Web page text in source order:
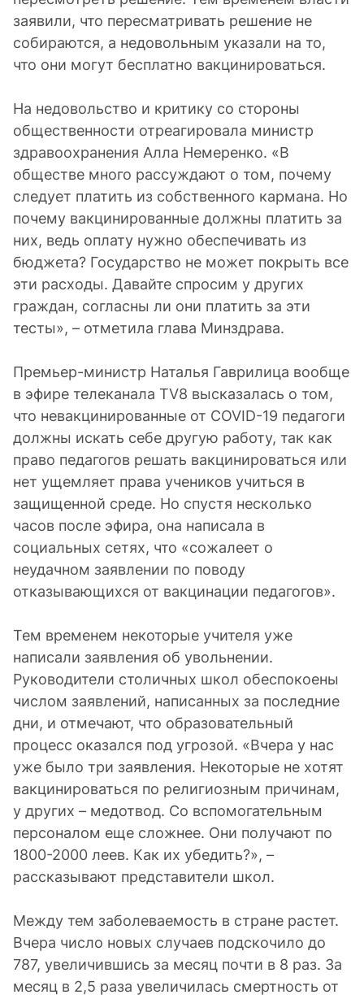
заявили, что пересматривать решение не
собираются, а недовольным указали на то,
что они могут бесплатно вакцинироваться.
На недовольство и критику со стороны
общественности отреагировала министр
здравоохранения Алла Немеренко. «В
обществе много рассуждают о том, почему
следует платить из собственного кармана. Но
почему вакцинированные должны платить за
них, ведь оплату нужно обеспечивать из
бюджета? Государство не может покрыть все
эти расходы. Давайте спросим у других
граждан, согласны ли они платить за эти
тесты», – отметила глава Минздрава.
Премьер-министр Наталья Гаврилица вообще
в эфире телеканала TV8 высказалась о том,
что невакцинированные от COVID-19 педагоги
должны искать себе другую работу, так как
право педагогов решать вакцинироваться или
нет ущемляет права учеников учиться в
защищенной среде. Но спустя несколько
часов после эфира, она написала в
социальных сетях, что «сожалеет о
неудачном заявлении по поводу
отказывающихся от вакцинации педагогов».
Тем временем некоторые учителя уже
написали заявления об увольнении.
Руководители столичных школ обеспокоены
числом заявлений, написанных за последние
дни, и отмечают, что образовательный
процесс оказался под угрозой. «Вчера у нас
уже было три заявления. Некоторые не хотят
вакцинироваться по религиозным причинам,
у других – медотвод. Со вспомогательным
персоналом еще сложнее. Они получают по
1800-2000 леев. Как их убедить?», –
рассказывают представители школ.
Между тем заболеваемость в стране растет.
Вчера число новых случаев подскочило до
787, увеличившись за месяц почти в 8 раз. За
месяц в 2,5 раза увеличилась смертность от